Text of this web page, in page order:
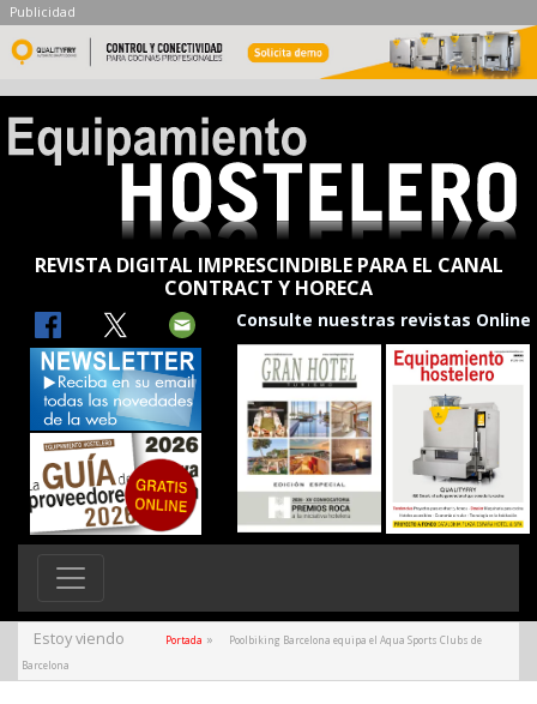
Publicidad
REVISTA DIGITAL IMPRESCINDIBLE PARA EL CANAL
CONTRACT Y HORECA
Consulte nuestras revistas Online
Estoy viendo Portada »
Poolbiking Barcelona equipa el Aqua Sports Clubs de
Barcelona